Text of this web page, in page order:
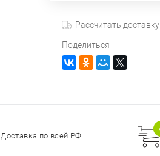
Рассчитать доставку
Поделиться
Доставка по всей РФ